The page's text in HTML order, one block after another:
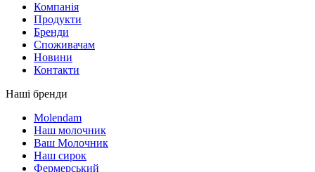
Компанія
Продукти
Бренди
Споживачам
Новини
Контакти
Наші бренди
Molendam
Наш молочник
Ваш Молочник
Наш сирок
Фермерський